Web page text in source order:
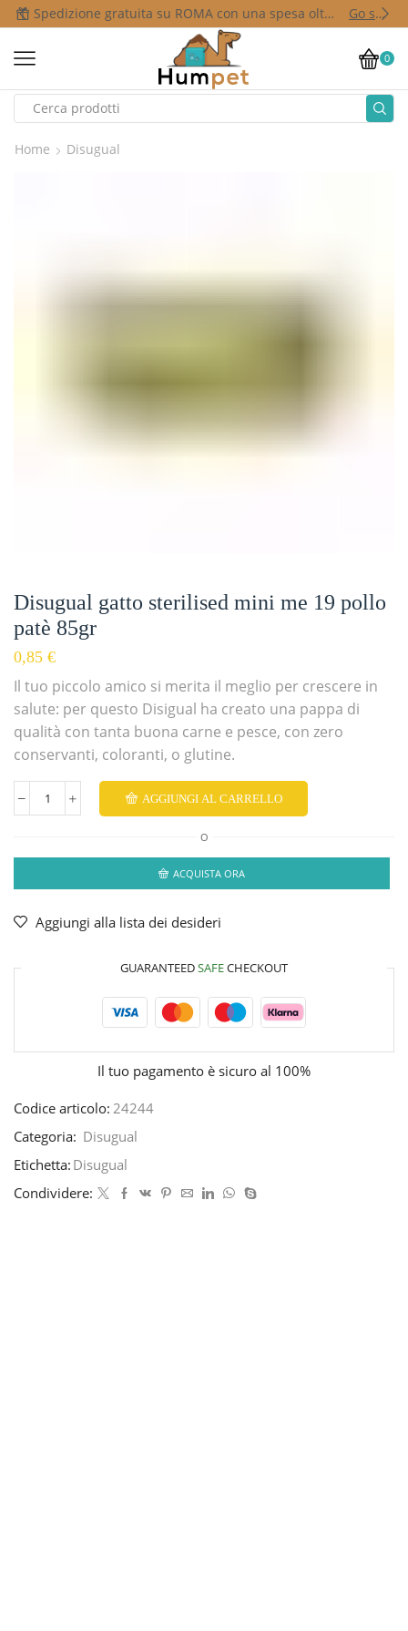
Spedizione gratuita su ROMA con una spesa oltre i 50,00 € Go shop
0
Home Disugual
Disugual gatto sterilised mini me 19 pollo
patè 85gr
0,85 €
Il tuo piccolo amico si merita il meglio per crescere in
salute: per questo Disigual ha creato una pappa di
qualità con tanta buona carne e pesce, con zero
conservanti, coloranti, o glutine.
AGGIUNGI AL CARRELLO
O
ACQUISTA ORA
Aggiungi alla lista dei desideri
GUARANTEEDSAFECHECKOUT
Il tuo pagamento è sicuro al 100%
Codice articolo: 24244
Categoria: Disugual
Etichetta: Disugual
Condividere: